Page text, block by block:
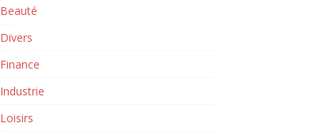
Beauté
Divers
Finance
Industrie
Loisirs